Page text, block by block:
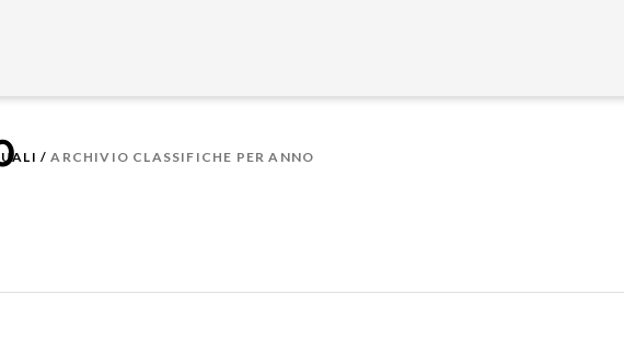
/ARCHIVIO CLASSIFICHE PER ANNO